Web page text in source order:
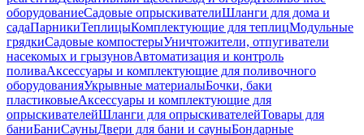
оборудованиеСадовые опрыскивателиШланги для дома и
садаПарникиТеплицыКомплектующие для теплицМодульные
грядкиСадовые компостерыУничтожители, отпугиватели
насекомых и грызуновАвтоматизация и контроль
поливаАксессуары и комплектующие для поливочного
оборудованияУкрывные материалыБочки, баки
пластиковыеАксессуары и комплектующие для
опрыскивателейШланги для опрыскивателейТовары для
баниБаниСауныДвери для бани и сауныБондарные